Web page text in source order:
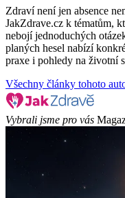
Zdraví není jen absence
JakZdrave.cz k tématům,
nebojí jednoduchých
planých hesel nabízí
praxe i pohledy na životní
Všechny články tohoto
Vybrali jsme pro vás